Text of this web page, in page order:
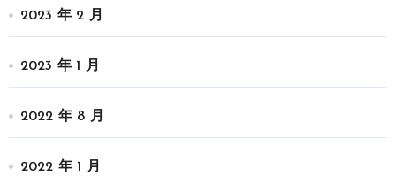
2023 年 2 月
2023 年 1 月
2022 年 8 月
2022 年 1 月